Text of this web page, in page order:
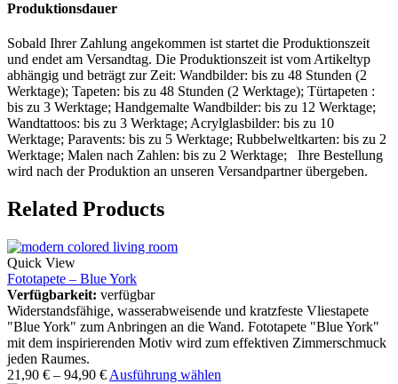
Produktionsdauer
Sobald Ihrer Zahlung angekommen ist startet die Produktionszeit
und endet am Versandtag. Die Produktionszeit ist vom Artikeltyp
abhängig und beträgt zur Zeit: Wandbilder: bis zu 48 Stunden (2
Werktage); Tapeten: bis zu 48 Stunden (2 Werktage); Türtapeten :
bis zu 3 Werktage; Handgemalte Wandbilder: bis zu 12 Werktage;
Wandtattoos: bis zu 3 Werktage; Acrylglasbilder: bis zu 10
Werktage; Paravents: bis zu 5 Werktage; Rubbelweltkarten: bis zu 2
Werktage; Malen nach Zahlen: bis zu 2 Werktage; Ihre Bestellung
wird nach der Produktion an unseren Versandpartner übergeben.
Related Products
Quick View
Fototapete – Blue York
Verfügbarkeit: verfügbar
Widerstandsfähige, wasserabweisende und kratzfeste Vliestapete
"Blue York" zum Anbringen an die Wand. Fototapete "Blue York"
mit dem inspirierenden Motiv wird zum effektiven Zimmerschmuck
jeden Raumes.
21,90 € – 94,90 € Ausführung wählen